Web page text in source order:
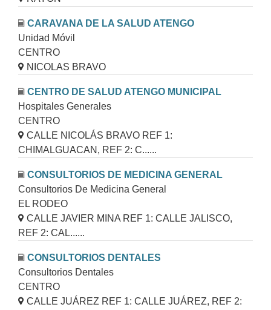
CARAVANA DE LA SALUD ATENGO
Unidad Móvil
CENTRO
NICOLAS BRAVO
CENTRO DE SALUD ATENGO MUNICIPAL
Hospitales Generales
CENTRO
CALLE NICOLÁS BRAVO REF 1:
CHIMALGUACAN, REF 2: C......
CONSULTORIOS DE MEDICINA GENERAL
Consultorios De Medicina General
EL RODEO
CALLE JAVIER MINA REF 1: CALLE JALISCO,
REF 2: CAL......
CONSULTORIOS DENTALES
Consultorios Dentales
CENTRO
CALLE JUÁREZ REF 1: CALLE JUÁREZ, REF 2: